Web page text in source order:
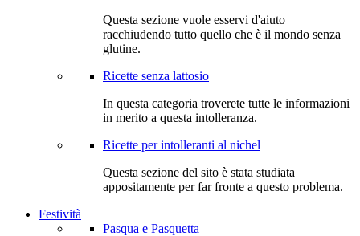
Questa sezione vuole esservi d'aiuto
racchiudendo tutto quello che è il mondo senza
glutine.
Ricette senza lattosio
In questa categoria troverete tutte le informazioni
in merito a questa intolleranza.
Ricette per intolleranti al nichel
Questa sezione del sito è stata studiata
appositamente per far fronte a questo problema.
Festività
Pasqua e Pasquetta